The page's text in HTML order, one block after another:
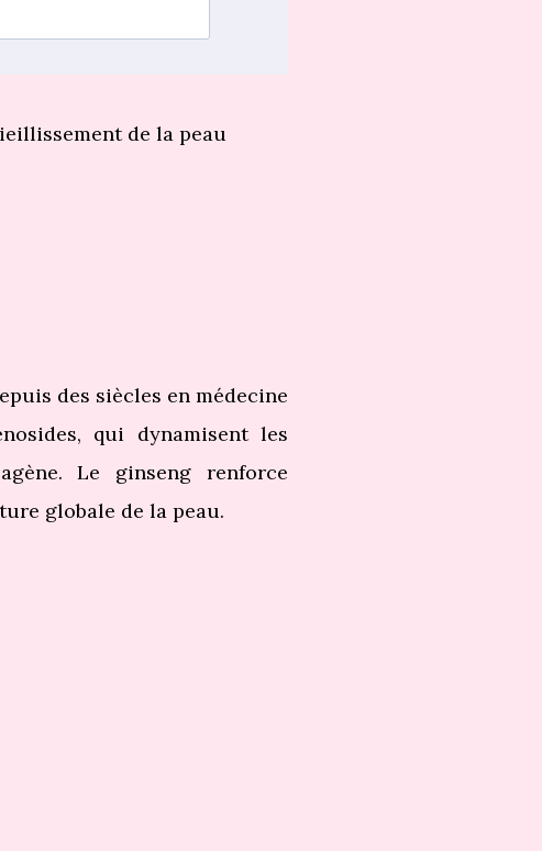
de la peau
des siècles en médecine
qui dynamisent les
Le ginseng renforce
globale de la peau.